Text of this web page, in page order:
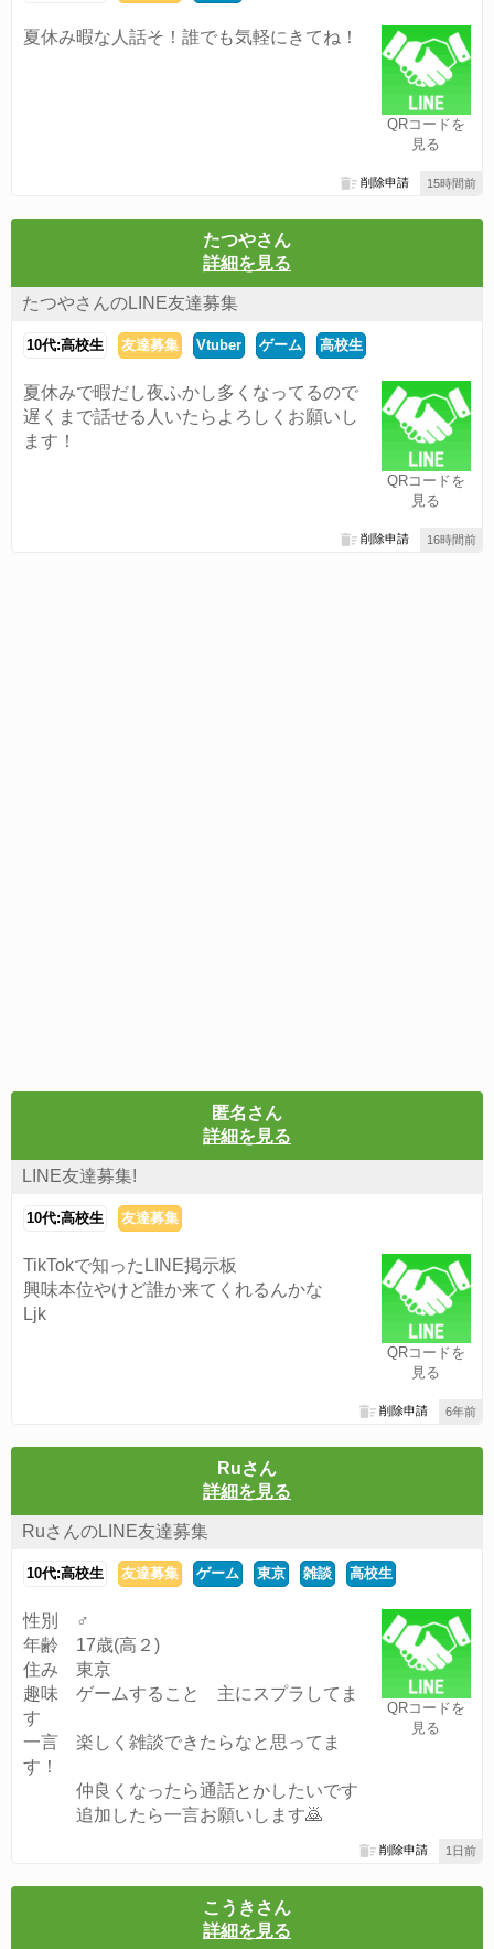
QRコードを
見る
夏休み暇な人話そ！誰でも気軽にきてね！
15時間前
削除申請
たつやさん
詳細を見る
たつやさんのLINE友達募集
10代:高校生 友達募集 Vtuber ゲーム 高校生
QRコードを
見る
夏休みで暇だし夜ふかし多くなってるので
遅くまで話せる人いたらよろしくお願いし
ます！
16時間前
削除申請
匿名さん
詳細を見る
LINE友達募集!
10代:高校生 友達募集
QRコードを
見る
TikTokで知ったLINE掲示板
興味本位やけど誰か来てくれるんかな
Ljk
6年前
削除申請
Ruさん
詳細を見る
RuさんのLINE友達募集
10代:高校生 友達募集 ゲーム 東京 雑談 高校生
QRコードを
見る
性別 ♂
年齢 17歳(高２)
住み 東京
趣味 ゲームすること 主にスプラしてま
す
一言 楽しく雑談できたらなと思ってま
す！
仲良くなったら通話とかしたいです
追加したら一言お願いします🙇
1日前
削除申請
こうきさん
詳細を見る